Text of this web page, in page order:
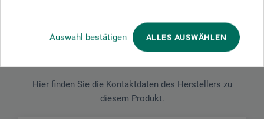
Auswahl bestätigen ALLES AUSWÄHLEN
Hersteller-Kontakt
Hier finden Sie die Kontaktdaten des Herstellers zu
diesem Produkt.